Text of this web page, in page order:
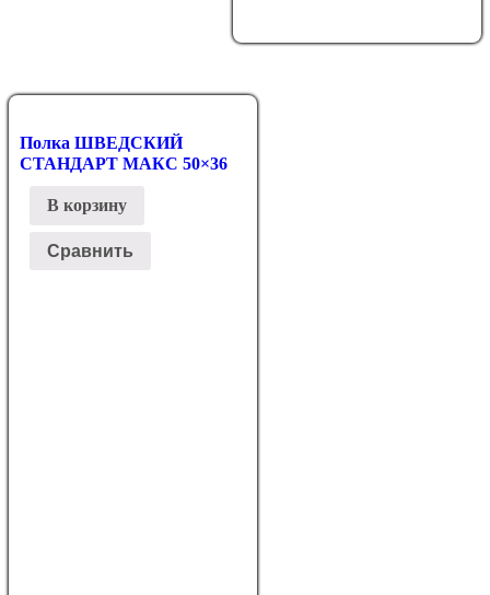
Полка ШВЕДСКИЙ
СТАНДАРТ МАКС 50×36
В корзину
Сравнить